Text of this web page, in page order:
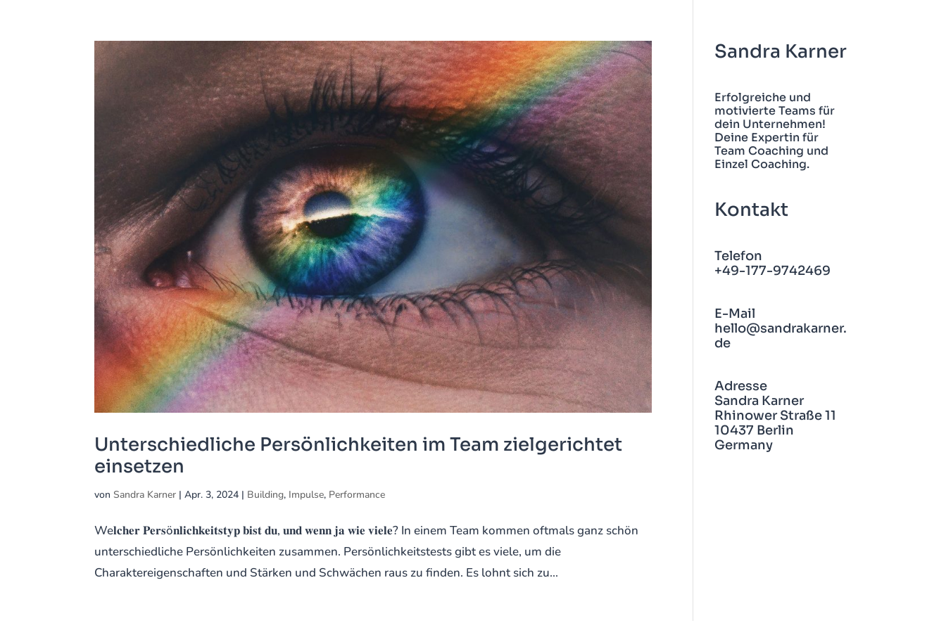
Unterschiedliche Persönlichkeiten im Team zielgerichtet
einsetzen
vonSandra Karner |Apr. 3, 2024 | Building, Impulse, Performance
We𝐥𝐜𝐡𝐞𝐫 𝐏𝐞𝐫𝐬ö𝐧𝐥𝐢𝐜𝐡𝐤𝐞𝐢𝐭𝐬𝐭𝐲𝐩 𝐛𝐢𝐬𝐭 𝐝𝐮, 𝐮𝐧𝐝 𝐰𝐞𝐧𝐧 𝐣𝐚 𝐰𝐢𝐞 𝐯𝐢𝐞𝐥𝐞? In einem Team kommen oftmals ganz schön
unterschiedliche Persönlichkeiten zusammen. Persönlichkeitstests gibt es viele, um die
Charaktereigenschaften und Stärken und Schwächen raus zu finden. Es lohnt sich zu...
Sandra Karner
Erfolgreiche und
motivierte Teams für
dein Unternehmen!
Deine Expertin für
Team Coaching und
Einzel Coaching.
Kontakt
Telefon
+49-177-9742469
E-Mail
hello@sandrakarner.
de
Adresse
Sandra Karner
Rhinower Straße 11
10437 Berlin
Germany